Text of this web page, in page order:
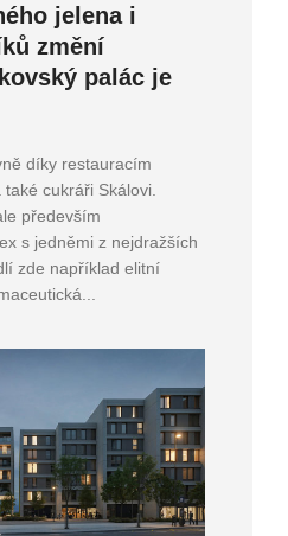
jelena i
změní
palác je
díky restauracím
cukráři Skálovi.
především
s jedněmi z nejdražších
zde například elitní